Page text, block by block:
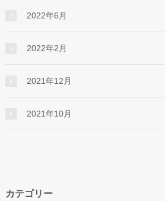
2022年6月
2022年2月
2021年12月
2021年10月
カテゴリー